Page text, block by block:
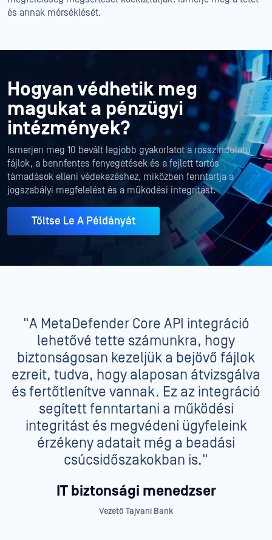
és annak mérséklését.
Hogyan védhetik meg
magukat a pénzügyi
intézmények?
Ismerjen meg 10 bevált legjobb gyakorlatot a rosszindulatú
fájlok, a bennfentes fenyegetések és a fejlett tartós
támadások elleni védekezéshez, miközben fenntartja a
jogszabályi megfelelést és a működési integritást.
Töltse Le A Példányát
"A MetaDefender Core API integráció
lehetővé tette számunkra, hogy
biztonságosan kezeljük a bejövő fájlok
ezreit, tudva, hogy alaposan átvizsgálva
és fertőtlenítve vannak. Ez az integráció
segített fenntartani a működési
integritást és megvédeni ügyfeleink
érzékeny adatait még a beadási
csúcsidőszakokban is."
IT biztonsági menedzser
Vezető Tajvani Bank